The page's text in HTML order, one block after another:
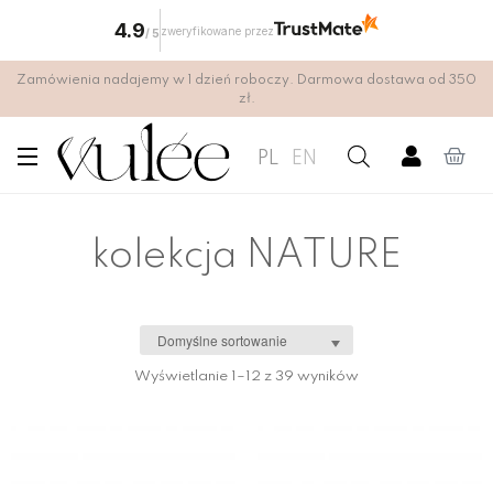
Zamówienia nadajemy w 1 dzień roboczy. Darmowa dostawa od 350
zł.
PL EN
kolekcja NATURE
Wyświetlanie 1–12 z 39 wyników
4.9/ 5 zweryfikowane przez